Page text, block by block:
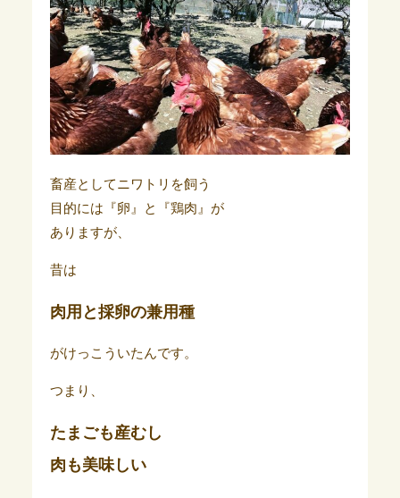
畜産としてニワトリを飼う
目的には『卵』と『鶏肉』が
ありますが、
昔は
肉用と採卵の兼用種
がけっこういたんです。
つまり、
たまごも産むし
肉も美味しい